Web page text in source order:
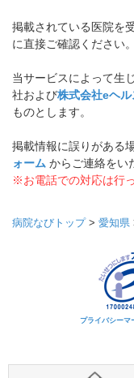
掲載されている医院を
に直接ご確認ください。
当サービスによって生
社および株式会社eヘ
ものとします。
掲載情報に誤りがある
ォーム からご連絡をい
※お電話での対応は行
病院なびトップ> 愛知県
プライバシーマ